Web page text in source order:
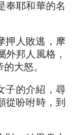
奉耶和華的名
押人敗逃，摩
外邦人風格，
大怒。
子的介紹，尋
從吩咐時，到